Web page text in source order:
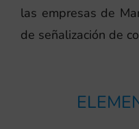
las empresas de
de señalización de